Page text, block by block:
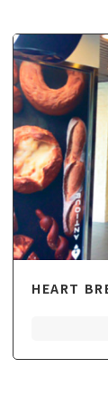
HEART